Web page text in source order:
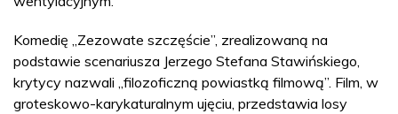
Komedię „Zezowate szczęście”, zrealizowaną na
podstawie scenariusza Jerzego Stefana Stawińskiego,
krytycy nazwali „filozoficzną powiastką filmową”. Film, w
groteskowo-karykaturalnym ujęciu, przedstawia losy